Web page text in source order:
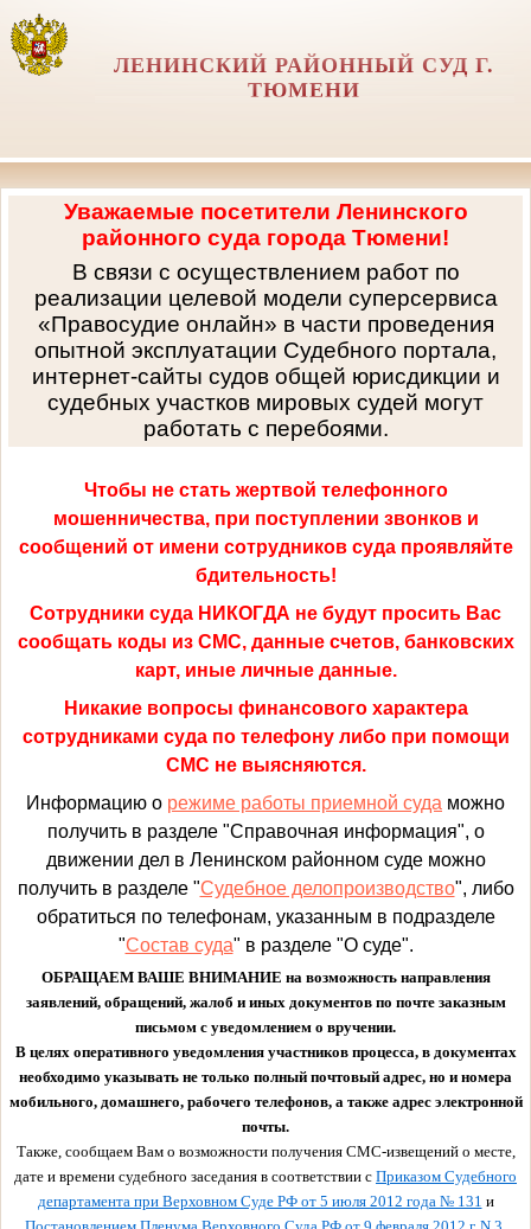
ЛЕНИНСКИЙ РАЙОННЫЙ СУД Г.
ТЮМЕНИ
Уважаемые посетители Ленинского
районного суда города Тюмени!
В связи с осуществлением работ по
реализации целевой модели суперсервиса
«Правосудие онлайн» в части проведения
опытной эксплуатации Судебного портала,
интернет-сайты судов общей юрисдикции и
судебных участков мировых судей могут
работать с перебоями.
Чтобы не стать жертвой телефонного
мошенничества, при поступлении звонков и
сообщений от имени сотрудников суда проявляйте
бдительность!
Сотрудники суда НИКОГДА не будут просить Вас
сообщать коды из СМС, данные счетов, банковских
карт, иные личные данные.
Никакие вопросы финансового характера
сотрудниками суда по телефону либо при помощи
СМС не выясняются.
Информацию о режиме работы приемной суда можно
получить в разделе "Справочная информация", о
движении дел в Ленинском районном суде можно
получить в разделе "Судебное делопроизводство", либо
обратиться по телефонам, указанным в подразделе
"Состав суда" в разделе "О суде".
ОБРАЩАЕМ ВАШЕ ВНИМАНИЕ на возможность направления
заявлений, обращений, жалоб и иных документов по почте заказным
письмом с уведомлением о вручении.
В целях оперативного уведомления участников процесса, в документах
необходимо указывать не только полный почтовый адрес, но и номера
мобильного, домашнего, рабочего телефонов, а также адрес электронной
почты.
Также, сообщаем Вам о возможности получения СМС-извещений о месте,
дате и времени судебного заседания в соответствии с Приказом Судебного
департамента при Верховном Суде РФ от 5 июля 2012 года № 131 и